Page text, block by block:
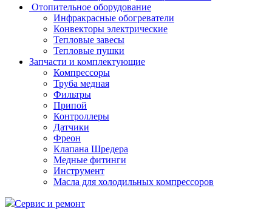
Отопительное оборудование
Инфракрасные обогреватели
Конвекторы электрические
Тепловые завесы
Тепловые пушки
Запчасти и комплектующие
Компрессоры
Труба медная
Фильтры
Припой
Контроллеры
Датчики
Фреон
Клапана Шредера
Медные фитинги
Инструмент
Масла для холодильных компрессоров
Сервис и ремонт